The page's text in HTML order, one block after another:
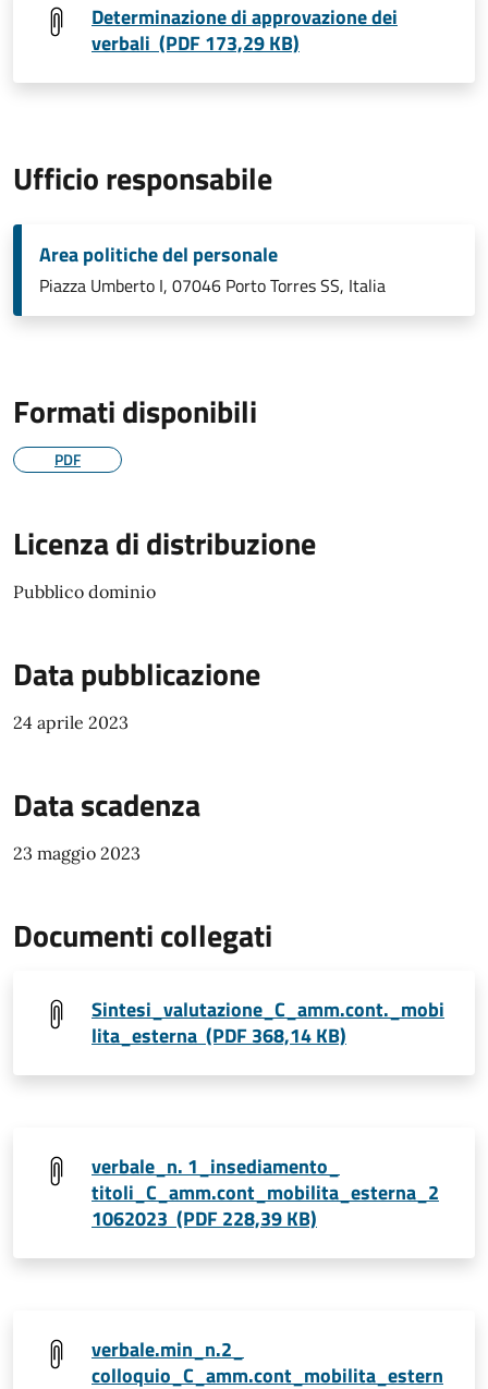
Determinazione di approvazione dei
verbali (PDF 173,29 KB)
Ufficio responsabile
Area politiche del personale
Piazza Umberto I, 07046 Porto Torres SS, Italia
Formati disponibili
PDF
Licenza di distribuzione
Pubblico dominio
Data pubblicazione
24 aprile 2023
Data scadenza
23 maggio 2023
Documenti collegati
Sintesi_valutazione_C_amm.cont._mobi
lita_esterna (PDF 368,14 KB)
verbale_n. 1_insediamento_
titoli_C_amm.cont_mobilita_esterna_2
1062023 (PDF 228,39 KB)
verbale.min_n.2_
colloquio_C_amm.cont_mobilita_estern